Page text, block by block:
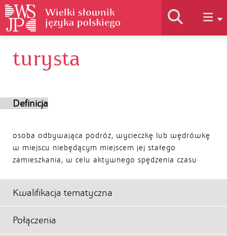
Autorzy
turysta
Definicja
osoba odbywająca podróż, wycieczkę lub wędrówkę
w miejscu niebędącym miejscem jej stałego
zamieszkania, w celu aktywnego spędzenia czasu
Kwalifikacja tematyczna
Połączenia